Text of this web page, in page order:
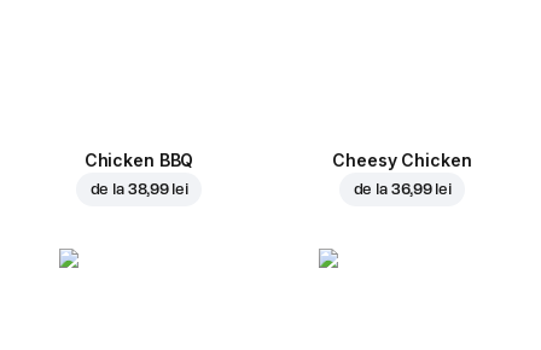
Chicken BBQ
de la 38,99 lei
Cheesy Chicken
de la 36,99 lei